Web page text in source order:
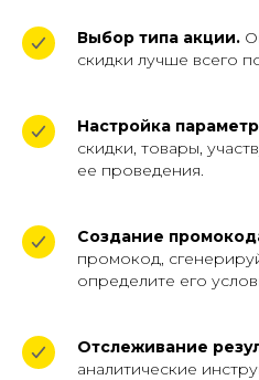
Выбор типа акции.
скидки лучше всего
Настройка
скидки, товары,
ее проведения.
Создание
промокод,
определите его
Отслеживание
аналитические